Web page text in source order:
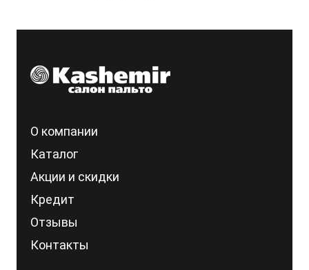
О компании
Каталог
Акции и скидки
Кредит
Отзывы
Контакты